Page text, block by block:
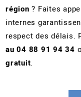
région ? Faites
internes
respect des délais.
au 04 88 91 94 34
gratuit.